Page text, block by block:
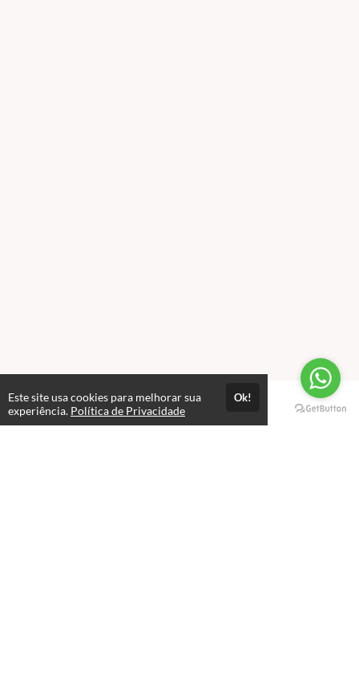
Páginas
Este site usa cookies para melhorar sua
experiência. Política de Privacidade
Ok!